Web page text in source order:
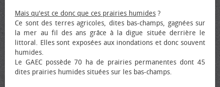
Mais qu'est ce donc que ces prairies humides ?
Ce sont des terres agricoles, dites bas-champs, gagnées sur
la mer au fil des ans grâce à la digue située derrière le
littoral. Elles sont exposées aux inondations et donc souvent
humides.
Le GAEC possède 70 ha de prairies permanentes dont 45
dites prairies humides situées sur les bas-champs.